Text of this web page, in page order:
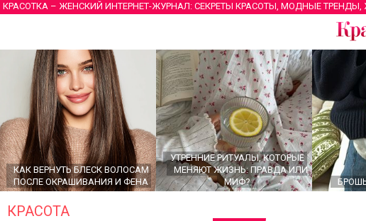
КРАСОТКА – ЖЕНСКИЙ ИНТЕРНЕТ-ЖУРНАЛ: СЕКРЕТЫ КРАСОТЫ, МОДНЫЕ
КАК ВЕРНУТЬ БЛЕСК ВОЛОСАМ
ПОСЛЕ ОКРАШИВАНИЯ И ФЕНА
УТРЕННИЕ РИТУАЛЫ, КОТОРЫЕ
МЕНЯЮТ ЖИЗНЬ: ПРАВДА ИЛИ
МИФ?
КРАСОТА